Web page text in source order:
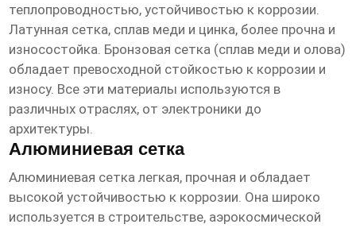
теплопроводностью, устойчивостью к коррозии.
Латунная сетка, сплав меди и цинка, более прочна и
износостойка. Бронзовая сетка (сплав меди и олова)
обладает превосходной стойкостью к коррозии и
износу. Все эти материалы используются в
различных отраслях, от электроники до
архитектуры.
Алюминиевая сетка
Алюминиевая сетка легкая, прочная и обладает
высокой устойчивостью к коррозии. Она широко
используется в строительстве, аэрокосмической